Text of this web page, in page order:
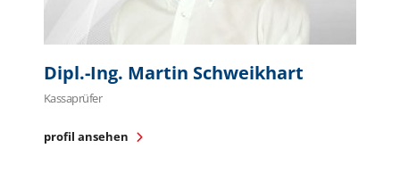
Dipl.-Ing. Martin Schweikhart
Kassaprüfer
profil ansehen